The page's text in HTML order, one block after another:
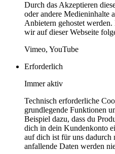
Durch das Akzeptieren
oder andere Medieninhalte
Anbietern gehostet
wir auf dieser Webseite
Vimeo, YouTube
Erforderlich
Immer aktiv
Technisch erforderliche
grundlegende Funktionen
Beispiel dazu, dass du
dich in dein Kundenkonto
auf dich ist für uns
anfallende Daten werden